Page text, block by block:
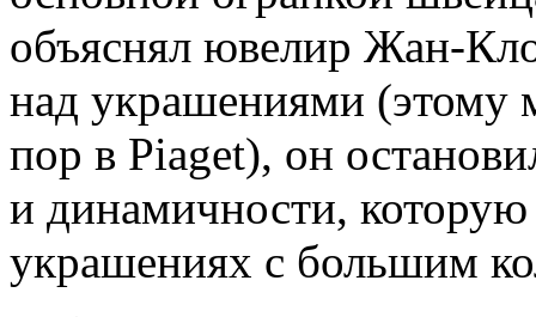
объяснял ювелир Жан-
над украшениями (этому
пор в Piaget), он
и динамичности, которую
украшениях с большим